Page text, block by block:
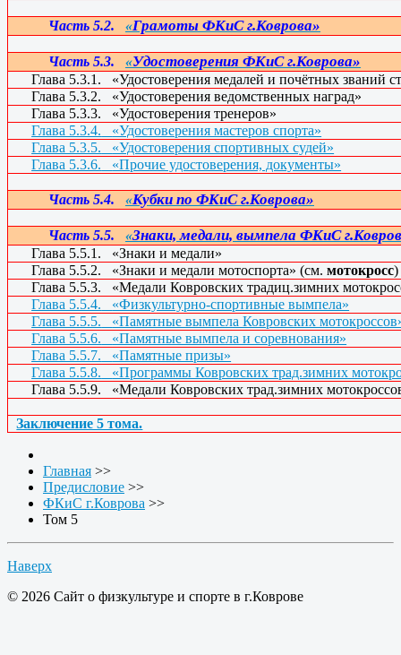
Часть 5.2. «Грамоты ФКиС г.Коврова»
Часть 5.3. «Удостоверения ФКиС г.Коврова»
Глава 5.3.1.
«Удостоверения медалей и почётных званий
Глава 5.3.2.
«Удостоверения ведомственных наград»
Глава 5.3.3.
«Удостоверения тренеров»
Глава 5.3.4.
«Удостоверения мастеров спорта»
Глава 5.3.5.
«Удостоверения спортивных судей»
Глава 5.3.6.
«Прочие удостоверения, документы»
Часть 5.4. «Кубки по ФКиС г.Коврова»
Часть 5.5. «Знаки, медали, вымпела ФКиС
Глава 5.5.1.
«Знаки и медали»
Глава 5.5.2.
«Знаки и медали мотоспорта» (см.мотокросс)
Глава 5.5.3.
«Медали Ковровских традиц.зимних
Глава 5.5.4.
«Физкультурно-спортивные вымпела»
Глава 5.5.5.
«Памятные вымпела Ковровских
Глава 5.5.6.
«Памятные вымпела и соревнования»
Глава 5.5.7.
«Памятные призы»
Глава 5.5.8.
«Программы Ковровских трад.зимних
Глава 5.5.9.
«Медали Ковровских трад.зимних
Заключение 5 тома.
Главная >>
Предисловие >>
ФКиС г.Коврова >>
Том 5
Наверх
© 2026 Cайт о физкультуре и спорте в г.Коврове